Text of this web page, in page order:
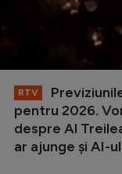
RTV
pentru 2026.
despre Al
ar ajunge și AI-